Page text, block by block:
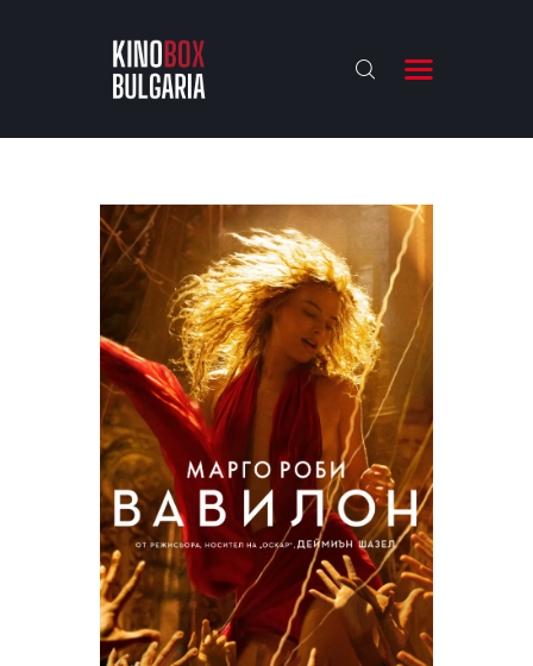
KINOBOX BULGARIA
АНАЛИЗИ
БАХТИ НАГРАДИТЕ
ИНТЕРВЮТА
ЗА НАС